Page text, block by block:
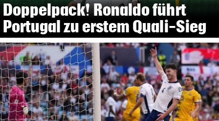
Doppelpack! Ronaldo führt
Portugal zu erstem Quali-Sieg